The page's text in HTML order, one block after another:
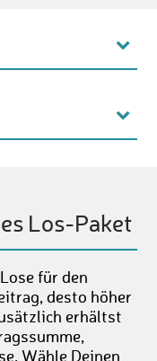
Los-Paket
für den
desto höher
erhältst
Wähle Deinen